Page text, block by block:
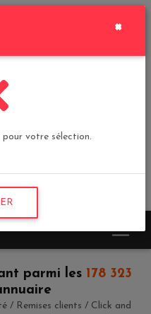
restaurants
Mon Panier :0
×
pour votre sélection.
parmi les 178 323
/ Remises clients / Click and